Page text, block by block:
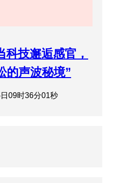
科技邂逅感官，
的声波秘境”
09时36分01秒